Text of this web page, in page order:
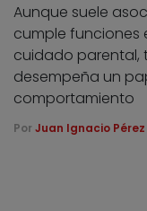
Aunque suele
cumple funciones
cuidado parental,
desempeña un
comportamiento
Por Juan Ignacio